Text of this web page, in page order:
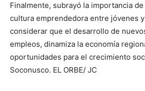
Finalmente, subrayó la importancia
cultura emprendedora entre jóvenes
considerar que el desarrollo de
empleos, dinamiza la economía
oportunidades para el crecimiento
Soconusco. EL ORBE/ JC